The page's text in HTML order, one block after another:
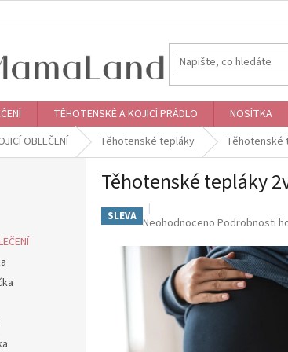
TĚHOTENSKÉ A KOJICÍ PRÁDLO NOSÍTKA
OBLEČENÍ Těhotenské tepláky Těhotenské
Těhotenské tepláky
SLEVA Průměrné
produktu
hvězdiček.
Neohodnoceno Podrobnosti